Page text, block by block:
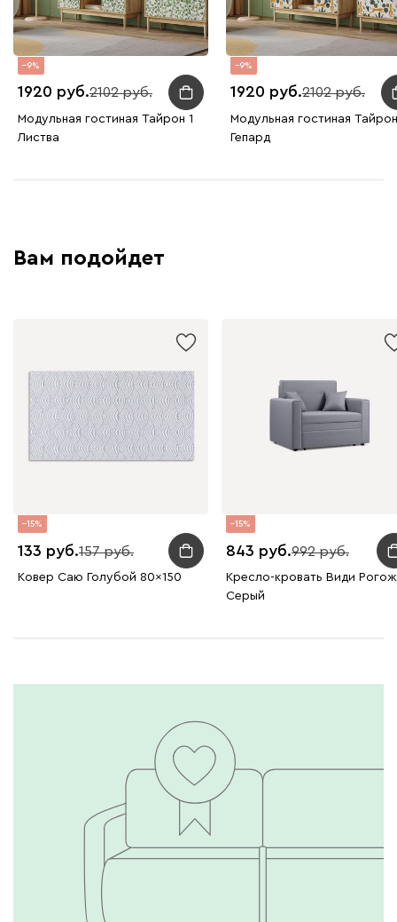
9
1920 2102
Модульная гостиная Тайрон 1
Листва
9
1920 2102
Модульная гостиная
Гепард
Вам подойдет
15
133 157
Ковер Саю Голубой 80x150
15
843 992
Кресло-кровать Види
Серый